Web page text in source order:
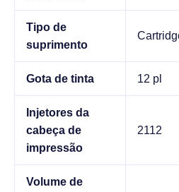
Tipo de
suprimento
Gota de tinta 12 pl
Injetores da
cabeça de
impressão
2112
Volume de